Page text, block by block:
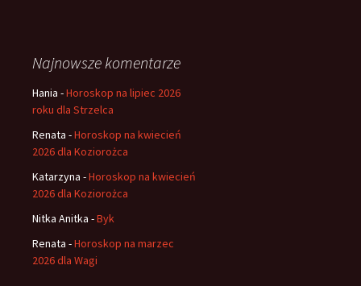
Najnowsze komentarze
Hania -Horoskop na lipiec 2026
roku dla Strzelca
Renata -Horoskop na kwiecień
2026 dla Koziorożca
Katarzyna -Horoskop na kwiecień
2026 dla Koziorożca
Nitka Anitka -Byk
Renata -Horoskop na marzec
2026 dla Wagi